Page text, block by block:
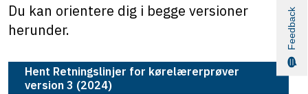
Du kan orientere dig i begge versioner
herunder.
Hent Retningslinjer for kørelærerprøver
version 3 (2024)
Feedback